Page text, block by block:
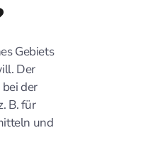
Gebiets
Der
der
B. für
und